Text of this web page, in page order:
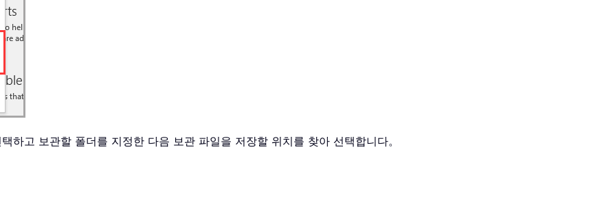
하고 보관할 폴더를 지정한 다음 보관 파일을 저장할 위치를 찾아 선택합니다。